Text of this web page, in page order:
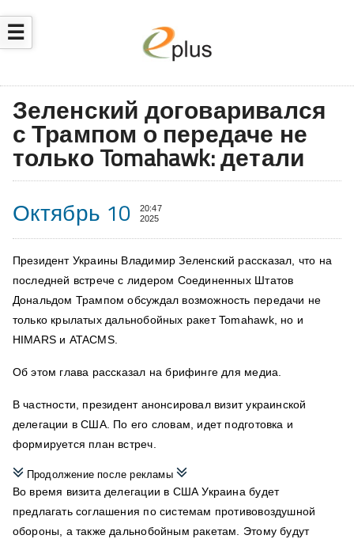
☰
Зеленский договаривался
с Трампом о передаче не
только Tomahawk: детали
Октябрь 10
20:47
2025
Президент Украины Владимир Зеленский рассказал, что на
последней встрече с лидером Соединенных Штатов
Дональдом Трампом обсуждал возможность передачи не
только крылатых дальнобойных ракет Tomahawk, но и
HIMARS и ATACMS.
Об этом глава рассказал на брифинге для медиа.
В частности, президент анонсировал визит украинской
делегации в США. По его словам, идет подготовка и
формируется план встреч.
Продолжение после рекламы
Во время визита делегации в США Украина будет
предлагать соглашения по системам противовоздушной
обороны, а также дальнобойным ракетам. Этому будут